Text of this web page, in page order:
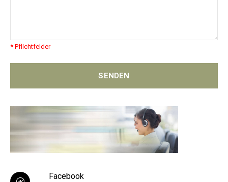
* Pflichtfelder
SENDEN
Facebook